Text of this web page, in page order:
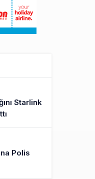
Starlink
Polis